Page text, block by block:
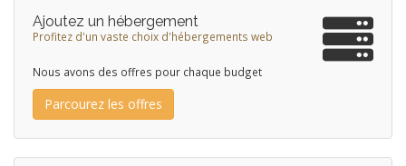
Ajoutez un hébergement
Profitez d'un vaste choix d'hébergements web
Nous avons des offres pour chaque budget
Parcourez les offres